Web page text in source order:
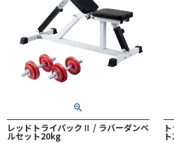
レッドトライパックⅡ / ラバーダンベ
ルセット20kg